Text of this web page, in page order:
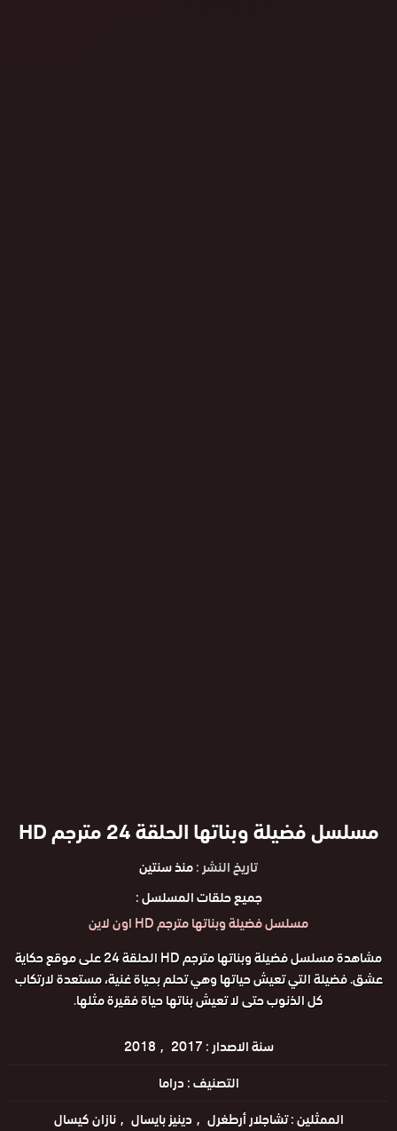
مسلسل فضيلة وبناتها الحلقة 24 مترجم HD
تاريخ النشر :منذ سنتين
جميع حلقات المسلسل :
مسلسل فضيلة وبناتها مترجم HD اون لاين
مشاهدة مسلسل فضيلة وبناتها مترجم HD الحلقة 24 على موقع حكاية
عشق. فضيلة التي تعيش حياتها وهي تحلم بحياة غنية، مستعدة لارتكاب
كل الذنوب حتى لا تعيش بناتها حياة فقيرة مثلها.
سنة الاصدار :2017
2018
التصنيف :دراما
الممثلين :تشاجلار أرطغرل دينيز بايسال نازان كيسال